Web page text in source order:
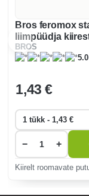
Bros feromox
liimpüüdja
putukate jaoks
BROS
5.0
1,43 €
− +
Kiirelt roomavate